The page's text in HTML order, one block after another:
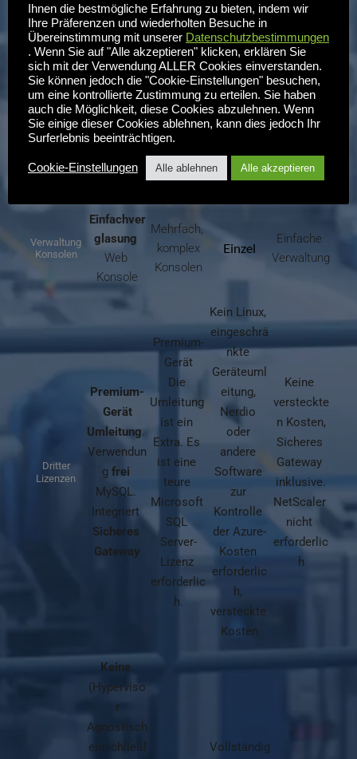
Horizon
Gesamtkost
en von
Eigentum
(TCO)
Bis zu 60%
Unterteil
Hoch Hoch
Massive
Kosteneins
parungen
Linux-
basiert
Windows –
proprietär
proprietär
Reduzierte
Lizenzierun
g
Verwaltung
Konsolen
Einfachver
glasung
Web
Konsole
Mehrfach,
komplex
Konsolen
Einzel
Einfache
Verwaltung
Dritter
Lizenzen
Premium-
Gerät
Umleitung.
Verwendun
g frei
MySQL.
Sicheres
Gateway
Premium-
Gerät
Die
Umleitung
ist ein
Extra. Es
ist eine
teure
Microsoft
SQL
Server-
Lizenz
erforderlic
h.
Kein Linux,
eingeschrä
nkte
Geräteuml
eitung,
Nerdio
oder
andere
Software
zur
Kontrolle
der Azure-
Kosten
erforderlic
h,
versteckte
Kosten
Keine
versteckte
n Kosten,
Sicheres
Gateway
inklusive.
NetScaler
nicht
erforderlic
h
Keine
(Hyperviso
r
Agnostisch
einschließl
Vollständig
Ihnen die bestmögliche Erfahrung zu bieten, indem wir
Ihre Präferenzen und wiederholten Besuche in
Übereinstimmung mit unserer Datenschutzbestimmungen
. Wenn Sie auf "Alle akzeptieren" klicken, erklären Sie
sich mit der Verwendung ALLER Cookies einverstanden.
Sie können jedoch die "Cookie-Einstellungen" besuchen,
um eine kontrollierte Zustimmung zu erteilen. Sie haben
auch die Möglichkeit, diese Cookies abzulehnen. Wenn
Sie einige dieser Cookies ablehnen, kann dies jedoch Ihr
Surferlebnis beeinträchtigen.
Cookie-Einstellungen Alle ablehnen Alle akzeptieren